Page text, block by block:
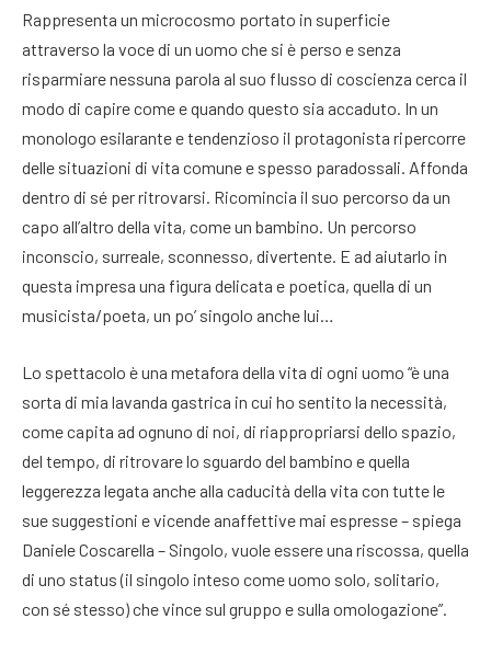
Rappresenta un microcosmo portato in superficie
attraverso la voce di un uomo che si è perso e senza
risparmiare nessuna parola al suo flusso di coscienza cerca il
modo di capire come e quando questo sia accaduto. In un
monologo esilarante e tendenzioso il protagonista ripercorre
delle situazioni di vita comune e spesso paradossali. Affonda
dentro di sé per ritrovarsi. Ricomincia il suo percorso da un
capo all’altro della vita, come un bambino. Un percorso
inconscio, surreale, sconnesso, divertente. E ad aiutarlo in
questa impresa una figura delicata e poetica, quella di un
musicista/poeta, un po’ singolo anche lui…
Lo spettacolo è una metafora della vita di ogni uomo “è una
sorta di mia lavanda gastrica in cui ho sentito la necessità,
come capita ad ognuno di noi, di riappropriarsi dello spazio,
del tempo, di ritrovare lo sguardo del bambino e quella
leggerezza legata anche alla caducità della vita con tutte le
sue suggestioni e vicende anaffettive mai espresse – spiega
Daniele Coscarella – Singolo, vuole essere una riscossa, quella
di uno status (il singolo inteso come uomo solo, solitario,
con sé stesso) che vince sul gruppo e sulla omologazione”.